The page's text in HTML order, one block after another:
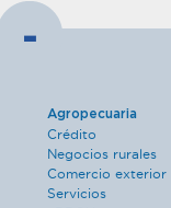
-
Agropecuaria
Crédito
Negocios rurales
Comercio exterior
Servicios